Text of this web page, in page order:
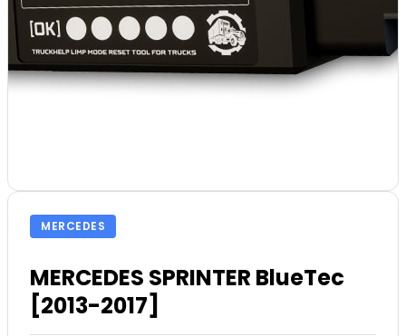
MERCEDES
MERCEDES SPRINTER BlueTec
[2013-2017]